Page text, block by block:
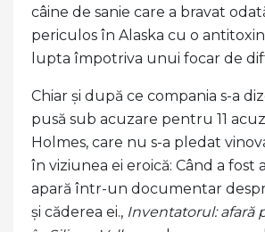
câine de sanie care a bravat
periculos în Alaska cu o
lupta împotriva unui focar de
Chiar și după ce compania s-a
pusă sub acuzare pentru 11
Holmes, care nu s-a pledat
în viziunea ei eroică: Când a fost
apară într-un documentar
și căderea ei., Inventatorul: afară